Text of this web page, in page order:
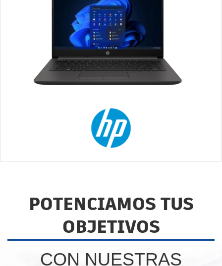
POTENCIAMOS TUS
OBJETIVOS
CON NUESTRAS